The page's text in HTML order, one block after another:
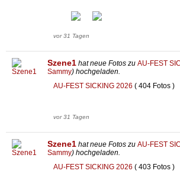
vor 31 Tagen
Szene1 hat neue Fotos zu AU-FEST
Sammy) hochgeladen.
AU-FEST SICKING 2026 ( 404 Fotos )
vor 31 Tagen
Szene1 hat neue Fotos zu AU-FEST
Sammy) hochgeladen.
AU-FEST SICKING 2026 ( 403 Fotos )